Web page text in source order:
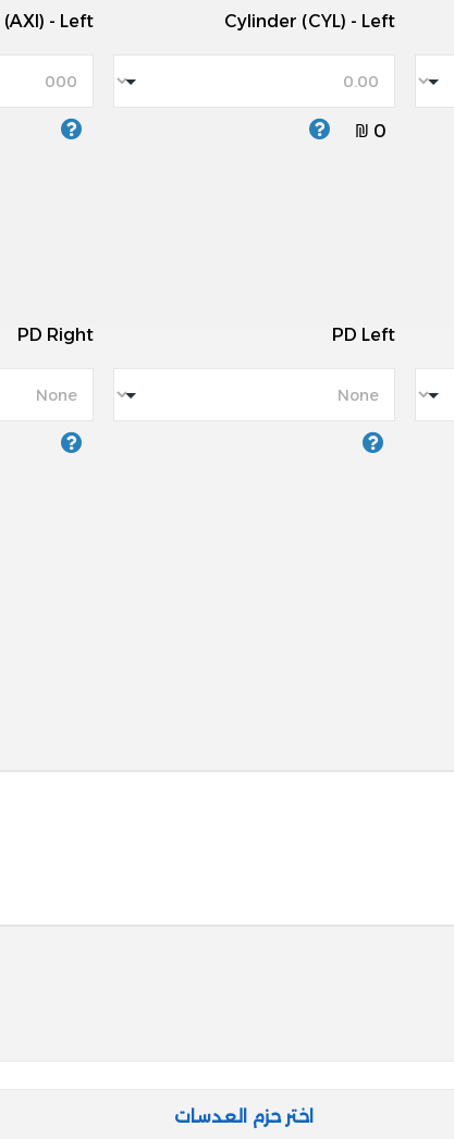
Cylinder (CYL) - Left
0 ₪
- Left
PD Left
PD Right
اختر حزم العدسات